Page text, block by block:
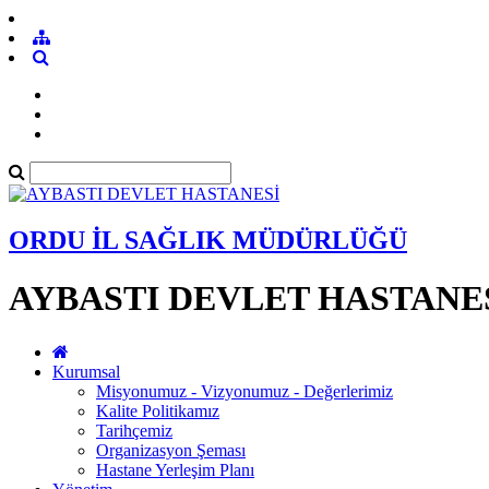
ORDU İL SAĞLIK MÜDÜRLÜĞÜ
AYBASTI DEVLET
Kurumsal
Misyonumuz - Vizyonumuz - Değerlerimiz
Kalite Politikamız
Tarihçemiz
Organizasyon Şeması
Hastane Yerleşim Planı